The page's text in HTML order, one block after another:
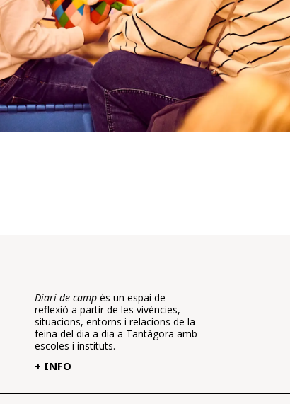
Diari de campés un espai de
reflexió a partir de les vivències,
situacions, entorns i relacions de la
feina del dia a dia a Tantàgora amb
escoles i instituts.
+ INFO